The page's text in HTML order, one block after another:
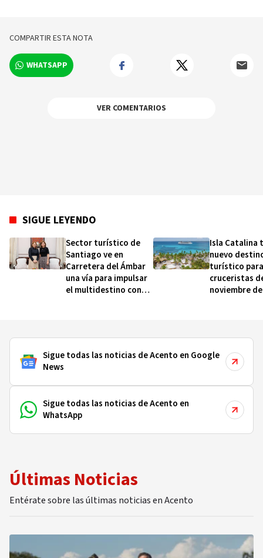
COMPARTIR ESTA NOTA
WHATSAPP
VER COMENTARIOS
SIGUE LEYENDO
Sector turístico de
Santiago ve en
Carretera del Ámbar
una vía para impulsar
el multidestino con
Isla Catalina
nuevo
turístico para
cruceristas
noviembre
Sigue todas las noticias de Acento en Google
News
Sigue todas las noticias de Acento en
WhatsApp